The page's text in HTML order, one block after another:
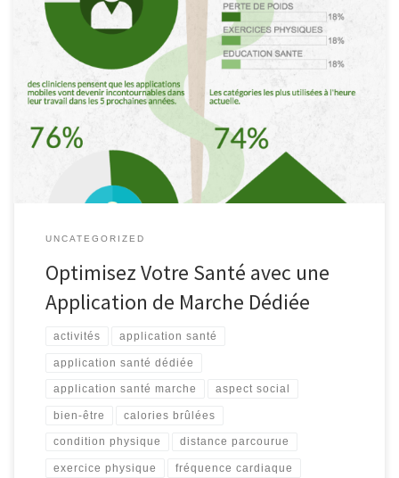
Application Santé Marche : Améliorez Votre Bien-Être Application
Santé Marche : Améliorez Votre Bien-Être L’exercice physique est
un élément essentiel pour maintenir une bonne santé. Parmi les
activités les plus accessibles et bénéfiques, la marche occupe une
place de choix. Pour vous aider à intégrer cette pratique dans
votre quotidien […]
UNCATEGORIZED
Optimisez Votre Santé avec une
Application de Marche Dédiée
activités application santé
application santé dédiée
application santé marche aspect social
bien-être calories brûlées
condition physique distance parcourue
exercice physique fréquence cardiaque